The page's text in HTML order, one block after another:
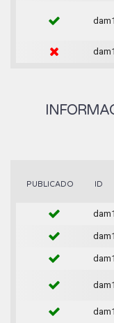
PUBLICADO ID